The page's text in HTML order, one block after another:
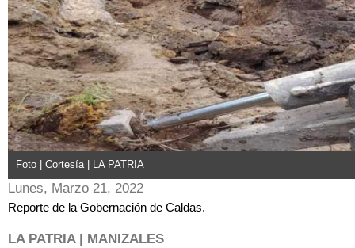
Foto | Cortesía | LA PATRIA
Lunes, Marzo 21, 2022
Reporte de la Gobernación de Caldas.
LA PATRIA | MANIZALES